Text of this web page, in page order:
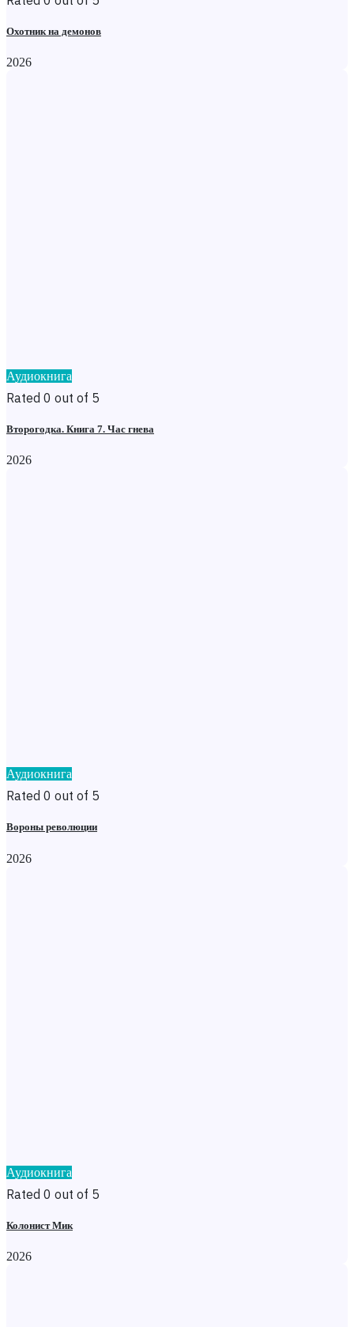
Охотник на демонов
2026
Аудиокнига
Rated 0 out of 5
Второгодка. Книга 7. Час гнева
2026
Аудиокнига
Rated 0 out of 5
Вороны революции
2026
Аудиокнига
Rated 0 out of 5
Колонист Мик
2026